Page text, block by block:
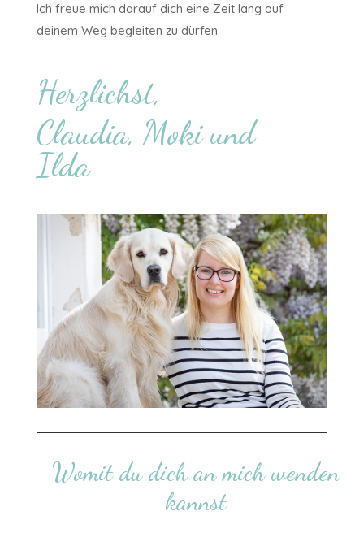
Ich freue mich darauf dich eine Zeit lang auf
deinem Weg begleiten zu dürfen.
Herzlichst,
Claudia, Moki und
Ilda
Womit du dich an mich wenden
kannst